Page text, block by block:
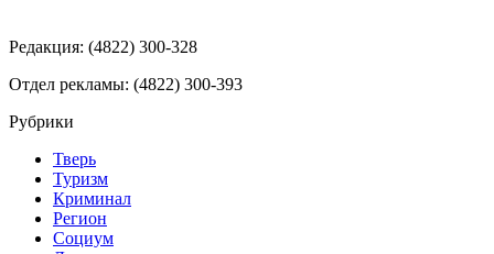
Редакция: (4822) 300-328
Отдел рекламы: (4822) 300-393
Рубрики
Тверь
Туризм
Криминал
Регион
Социум